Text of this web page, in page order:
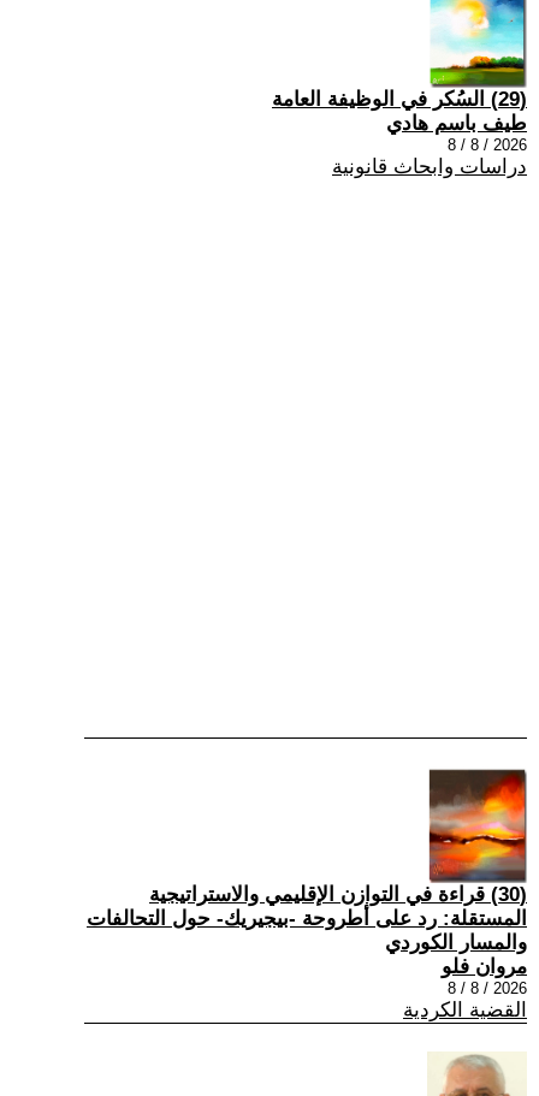
(29) السُكر في الوظيفة العامة
طيف باسم هادي
2026 / 8 / 8
دراسات وابحاث قانونية
(30) قراءة في التوازن الإقليمي والاستراتيجية
المستقلة: رد على أطروحة -بيجيريك- حول التحالفات
والمسار الكوردي
مروان فلو
2026 / 8 / 8
القضية الكردية